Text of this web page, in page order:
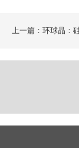
上一篇：环球晶：